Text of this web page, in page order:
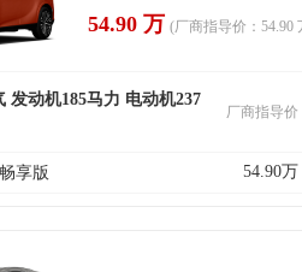
54.90 万 (厂商指导价：54.90
发动机185马力 电动机237
厂商指导价
享版 54.90万